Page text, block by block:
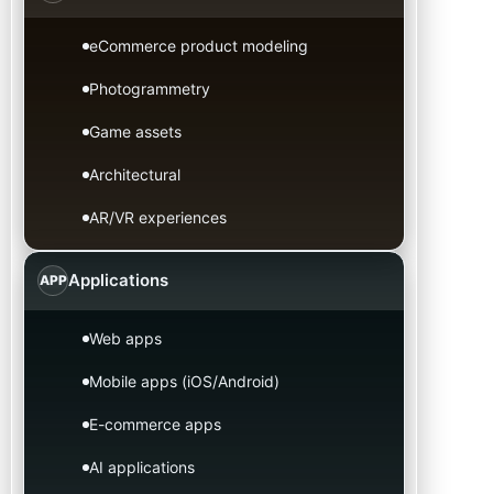
eCommerce product modeling
Photogrammetry
Game assets
Architectural
AR/VR experiences
APPApplications
Web apps
Mobile apps (iOS/Android)
E-commerce apps
AI applications